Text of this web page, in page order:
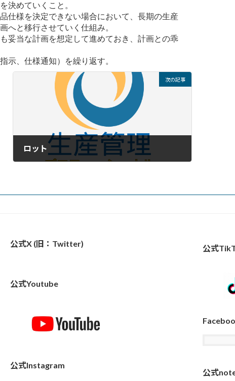
決めていくこと。
仕様を決定できない場合において、長期の生産
へと移行させていく仕組み。
妥当な計画を想定して進めておき、計画との乖
、仕様通知）を繰り返す。
次の記事
ロット
公式X (旧：Twitter)
公式Youtube
公式Instagram
公式
公式